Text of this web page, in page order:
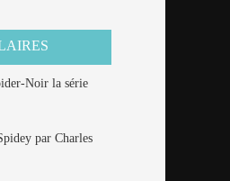
Noir la série
par Charles